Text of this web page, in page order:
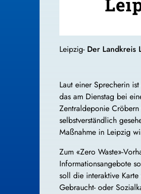
Leipzig- Der Landkreis
Laut einer Sprecherin
das am Dienstag bei
Zentraldeponie
selbstverständlich
Maßnahme in Leipzig
Zum «Zero Waste»-
Informationsangebote
soll die interaktive
Gebraucht- oder